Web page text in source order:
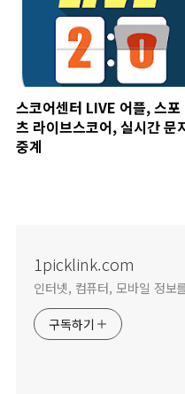
스코어센터 LIVE 어플, 스포
츠 라이브스코어, 실시간 문
중계
1picklink.com
인터넷, 컴퓨터, 모바일 정보
구독하기